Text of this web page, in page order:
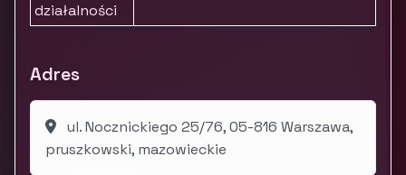
działalności
Adres
ul. Nocznickiego 25/76, 05-816 Warszawa,
pruszkowski, mazowieckie